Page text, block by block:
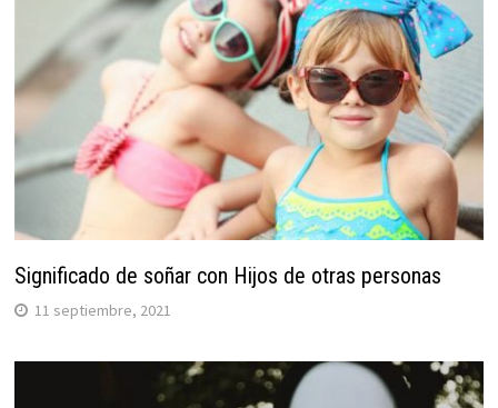
Significado de soñar con Hijos de otras personas
11 septiembre, 2021